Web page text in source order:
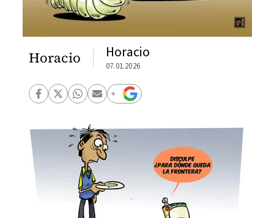
Horacio Horacio
07.01.2026